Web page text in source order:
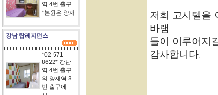
역 4번 출구
*본원은 양재
...
강남 탑레지던스
*02-571-
8622* 강남
역 4번 출구
와 양재역 3
번 출구에
저희 고시텔을
바램
들이 이루어지
감사합니다.